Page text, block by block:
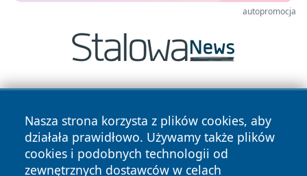
autopromocja
Nasza strona korzysta z plików cookies, aby
działała prawidłowo. Używamy także plików
cookies i podobnych technologii od
zewnętrznych dostawców w celach